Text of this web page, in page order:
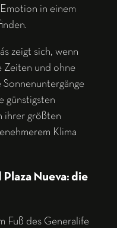
in einem
zeigt sich, wenn
Zeiten und ohne
Sonnenuntergänge
günstigsten
ihrer größten
Klima
Nueva: die
Fuß des Generalife